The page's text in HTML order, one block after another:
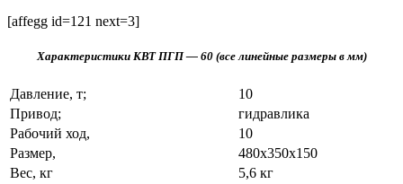
[affegg id=121 next=3]
Характеристики КВТ ПГП — 60 (все линейные размеры в мм)
Давление, т;
10
Привод;
гидравлика
Рабочий ход,
10
Размер,
480х350х150
Вес, кг
5,6 кг